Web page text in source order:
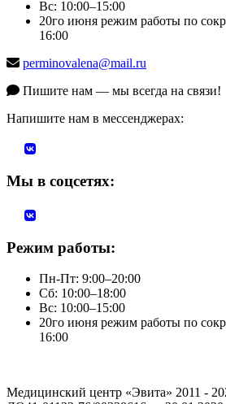
Вс: 10:00–15:00
20го июня режим работы по
16:00
perminovalena@mail.ru
Пишите нам — мы всегда на связи!
Напишите нам в мессенджерах:
Мы в соцсетях:
Режим работы:
Пн-Пт: 9:00–20:00
Сб: 10:00–18:00
Вс: 10:00–15:00
20го июня режим работы по
16:00
Медицинский центр «Эвита» 2011 -